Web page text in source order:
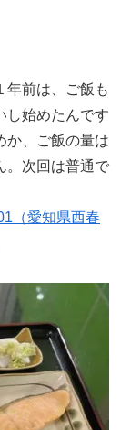
年前は、ご飯も
し始めたんです
か、ご飯の量は
。次回は普通で
（愛知県西春